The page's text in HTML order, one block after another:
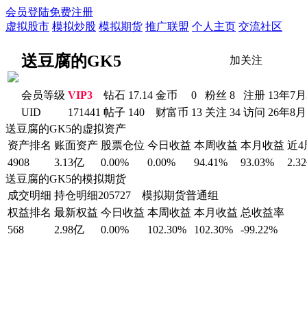
会员登陆免费注册
虚拟股市 模拟炒股 模拟期货 推广联盟 个人主页 交流社区
送豆腐的GK5 加关注
会员等级 VIP3 钻石 17.14 金币 0 粉丝 8 注册 13年7
UID
171441 帖子 140 财富币 13 关注 34 访问 26年8
送豆腐的GK5的虚拟资产
资产排名 账面资产 股票仓位 今日收益 本周收益 本月收益 近4
4908
3.13亿 0.00% 0.00% 94.41% 93.03%
送豆腐的GK5的模拟期货
成交明细 持仓明细205727 模拟期货普通组
权益排名 最新权益 今日收益 本周收益 本月收益 总收益率
568
2.98亿 0.00% 102.30% 102.30% -99.22%